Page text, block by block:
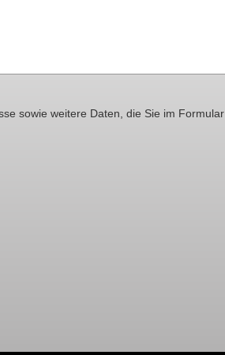
sowie weitere Daten, die Sie im Formular